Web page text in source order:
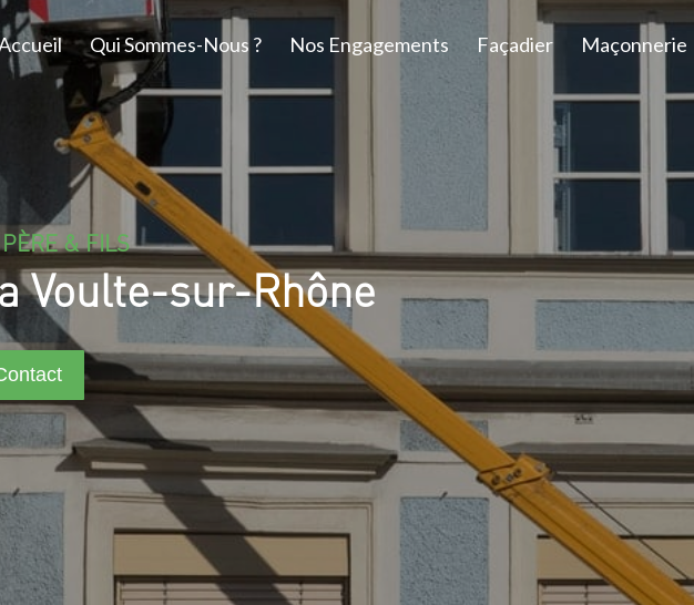
Qui Sommes-Nous ? Nos Engagements Façadier Maçonnerie
& FILS
Voulte-sur-Rhône